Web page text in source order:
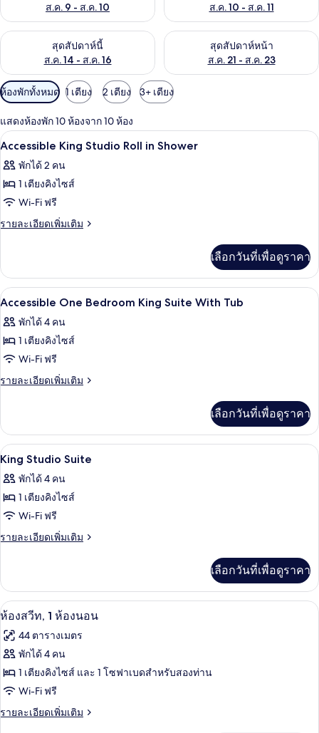
ส.ค. 9 - ส.ค. 10
ส.ค. 10 - ส.ค. 11
สุดสัปดาห์นี้
ส.ค. 14 - ส.ค. 16
ตรวจสอบจำนวนห้องพักว่างในสุดสัปดาห์นี้ ส.ค. 14 - ส.ค. 16
สุดสัปดาห์หน้า
ส.ค. 21 - ส.ค. 23
ตรวจสอบจำนวนห้องพักว่างใน
ตัว
กรอง
ที่
มี
ให้
สำหรับ
ห้อง
ห้องพักทั้งหมด 1 เตียง 2 เตียง 3+ เตียง
แสดงห้องพัก 10 ห้องจาก 10 ห้อง
เปิด
ภาพถ่าย
ทั้งหมด
ของ
Accessible
Roll
in
Shower
เครื่องนอนป้องกันสารก่อภูมิแพ้, ผ้านว
10
Accessible King Studio Roll in Shower
พักได้ 2 คน
1 เตียงคิงไซส์
Wi-Fi ฟรี
รายละเอียดเพิ่มเติม
ราย
เกี่ยว
กับ
Accessible
Studio
Roll
Shower
เลือกวันที่เพื่อดูราคา
เปิด
ภาพถ่าย
ทั้งหมด
ของ
Accessible
King
Suite
With
Tub
เครื่องนอนป้องกันสารก่อภูมิแพ้, ผ้านว
10
Accessible One Bedroom King Suite With Tub
พักได้ 4 คน
1 เตียงคิงไซส์
Wi-Fi ฟรี
รายละเอียดเพิ่มเติม
ราย
เกี่ยว
กับ
Accessible
One
Bedroom
King
With
Tub
เลือกวันที่เพื่อดูราคา
เปิด
ภาพถ่าย
ทั้งหมด
ของ
King
เครื่องนอนป้องกันสารก่อภูมิแพ้, ผ้านว
11
King Studio Suite
พักได้ 4 คน
1 เตียงคิงไซส์
Wi-Fi ฟรี
รายละเอียดเพิ่มเติม
ราย
เกี่ยว
กับ
King
Suite
เลือกวันที่เพื่อดูราคา
เปิด
ภาพถ่าย
ทั้งหมด
ของ
ห้อง
สวีท,
ทีวีจอแบน 42 นิ้ว พร้อมช่องดาวเทียม,
10
ห้องสวีท, 1 ห้องนอน
44 ตารางเมตร
พักได้ 4 คน
1 เตียงคิงไซส์ และ 1 โซฟาเบดสำหรับสองท่าน
Wi-Fi ฟรี
รายละเอียดเพิ่มเติม
ราย